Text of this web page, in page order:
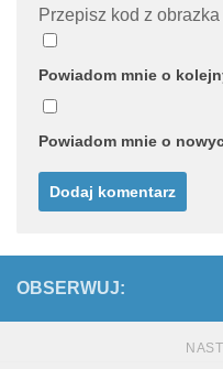
Przepisz kod z obrazka
Powiadom mnie o
Powiadom mnie o
OBSERWUJ: